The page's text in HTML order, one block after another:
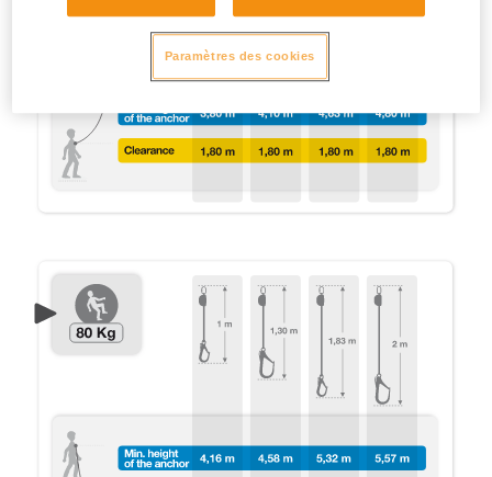
Paramètres des cookies